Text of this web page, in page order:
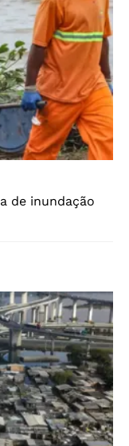
de inundação